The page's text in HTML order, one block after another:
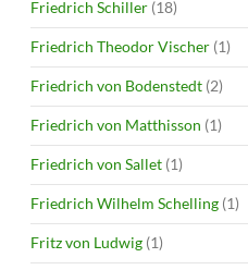
Friedrich Schiller (18)
Friedrich Theodor Vischer (1)
Friedrich von Bodenstedt (2)
Friedrich von Matthisson (1)
Friedrich von Sallet (1)
Friedrich Wilhelm Schelling (1)
Fritz von Ludwig (1)